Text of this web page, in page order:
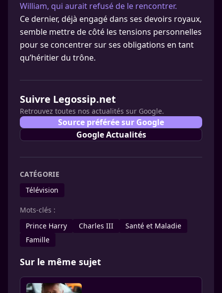
William, qui aurait refusé de le rencontrer.
Ce dernier, déjà engagé dans ses devoirs royaux,
semble mettre de côté les tensions personnelles
pour se concentrer sur ses obligations en tant
qu’héritier du trône.
Suivre Legossip.net
Retrouvez toutes nos actualités sur Google.
Source préférée sur Google
Google Actualités
CATÉGORIE
Télévision
Mots-clés :
Prince Harry
Charles III
Santé et Maladie
Famille
Sur le même sujet